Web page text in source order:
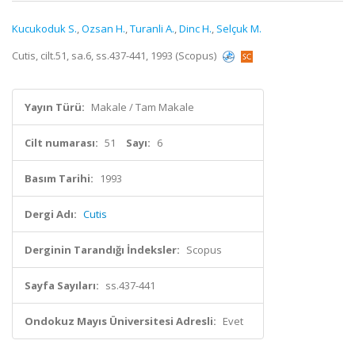
Kucukoduk S.,Ozsan H.,Turanli A.,Dinc H., Selçuk M.
Cutis, cilt.51, sa.6, ss.437-441, 1993 (Scopus)
Yayın Türü: Makale / Tam Makale
Cilt numarası: 51 Sayı: 6
Basım Tarihi: 1993
Dergi Adı: Cutis
Derginin Tarandığı İndeksler: Scopus
Sayfa Sayıları: ss.437-441
Ondokuz Mayıs Üniversitesi Adresli: Evet